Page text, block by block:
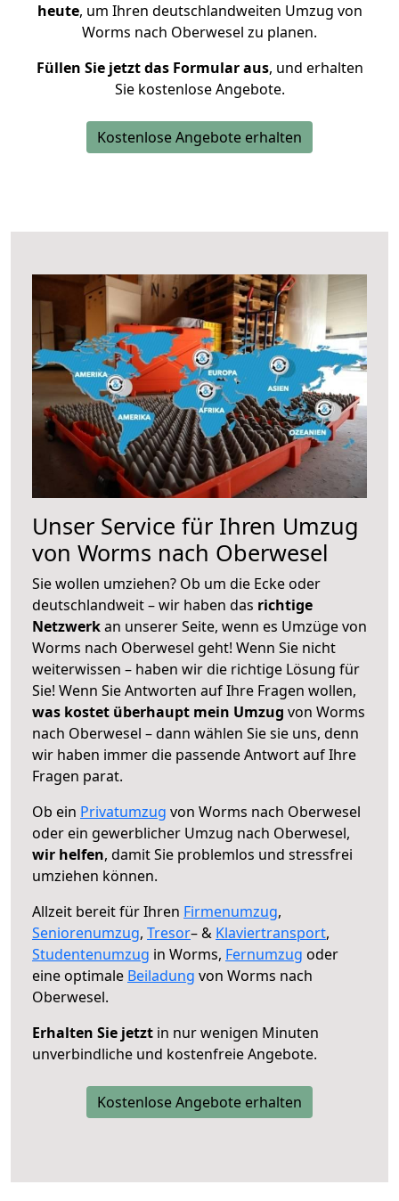
heute, um Ihren deutschlandweiten Umzug von
Worms nach Oberwesel zu planen.
Füllen Sie jetzt das Formular aus, und erhalten
Sie kostenlose Angebote.
Kostenlose Angebote erhalten
Unser Service für Ihren Umzug
von Worms nach Oberwesel
Sie wollen umziehen? Ob um die Ecke oder
deutschlandweit – wir haben das richtige
Netzwerkan unserer Seite, wenn es Umzüge von
Worms nach Oberwesel geht! Wenn Sie nicht
weiterwissen – haben wir die richtige Lösung für
Sie! Wenn Sie Antworten auf Ihre Fragen wollen,
was kostet überhaupt mein Umzug von Worms
nach Oberwesel – dann wählen Sie sie uns, denn
wir haben immer die passende Antwort auf Ihre
Fragen parat.
Ob ein Privatumzug von Worms nach Oberwesel
oder ein gewerblicher Umzug nach Oberwesel,
wir helfen, damit Sie problemlos und stressfrei
umziehen können.
Allzeit bereit für Ihren Firmenumzug,
Seniorenumzug, Tresor– & Klaviertransport,
Studentenumzug in Worms, Fernumzug oder
eine optimale Beiladung von Worms nach
Oberwesel.
Erhalten Sie jetzt in nur wenigen Minuten
unverbindliche und kostenfreie Angebote.
Kostenlose Angebote erhalten